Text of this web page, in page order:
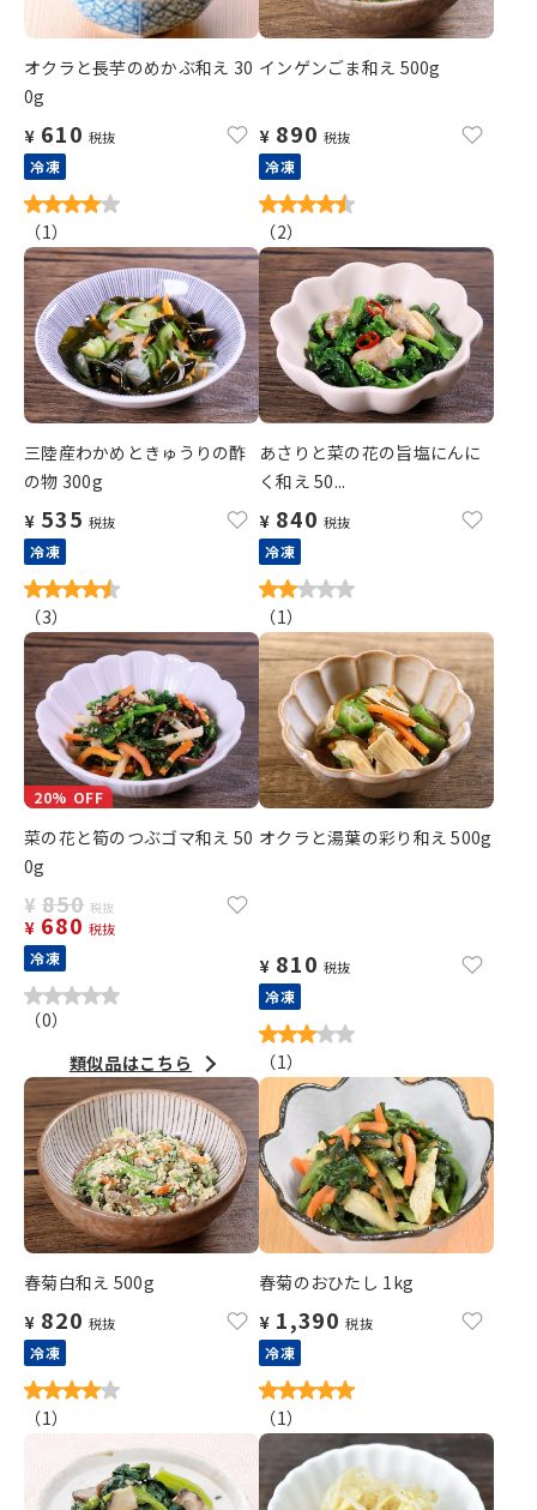
オクラと長芋のめかぶ和え 30
0g
¥ 610 税抜
冷凍
（1）
インゲンごま和え 500g
¥ 890 税抜
冷凍
（2）
三陸産わかめときゅうりの酢
の物 300g
¥ 535 税抜
冷凍
（3）
あさりと菜の花の旨塩にんに
く和え 50...
¥ 840 税抜
冷凍
（1）
20% OFF
菜の花と筍のつぶゴマ和え 50
0g
¥ 850 税抜
¥ 680 税抜
冷凍
（0）
類似品はこちら
オクラと湯葉の彩り和え 500g
¥ 810 税抜
冷凍
（1）
春菊白和え 500g
¥ 820 税抜
冷凍
（1）
春菊のおひたし 1kg
¥ 1,390 税抜
冷凍
（1）